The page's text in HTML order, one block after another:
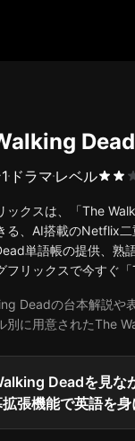
1 ドラマ レベル
ックスは、「The
る、AI搭載のNetflix
単語帳の提供、熟
フリックスで今すぐ
Deadの台本解説や
別に用意されたThe
Deadを見な
張機能で英語を身